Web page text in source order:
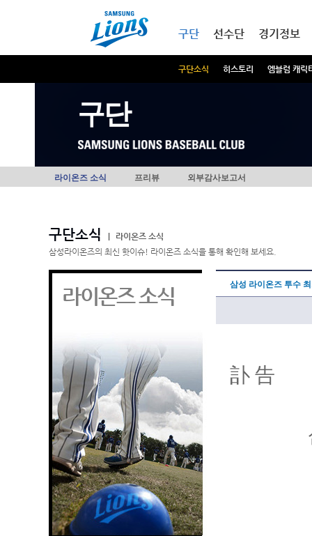
구단
구단소식 히스토리 엠블럼 캐릭
선수단 경기정보
구단
라이온즈 소식 프리뷰 외부감사보고서
구단소식
라이온즈 소식
삼성라이온즈의 최신 핫이슈! 라이온즈 소식을 통해 확인해 보세요.
라이온즈 소식 삼성 라이온즈 투수
訃 告
삼성